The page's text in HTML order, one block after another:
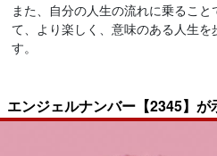
また、自分の人生の流れに乗るこ
て、より楽しく、意味のある人生
す。
エンジェルナンバー【2345】が